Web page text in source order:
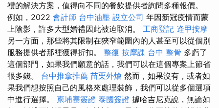
禮的解決方案，值得向不同的餐飲提供者詢問多種報價。
例如，2022 會計師 台中油壓 設立公司 年因新冠疫情而蒙
上陰影，許多大型婚禮因此被迫取消。 工商登記 逢甲按摩
另一方面，那些將其限制在狹窄範圍內的人甚至可以從個別
服務提供者那裡獲得折扣。 整復 按摩課 台中 整骨 多虧了
這個部門，如果我們願意的話，我們可以在這個專案上節省
很多錢。 台中推拿推薦 苗栗外燴 然而，如果沒有，或者如
果我們想按照自己的風格來處理裝飾，我們可以從多個選項
中進行選擇。 柬埔寨簽證 泰國簽證 據哈吉尼克說，無論如